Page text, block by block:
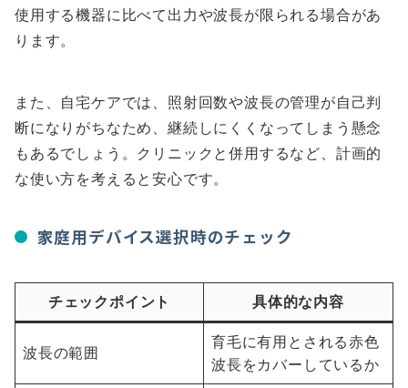
使用する機器に比べて出力や波長が限られる場合があ
ります。
また、自宅ケアでは、照射回数や波長の管理が自己判
断になりがちなため、継続しにくくなってしまう懸念
もあるでしょう。クリニックと併用するなど、計画的
な使い方を考えると安心です。
家庭用デバイス選択時のチェック
チェックポイント 具体的な内容
波長の範囲
育毛に有用とされる赤色
波長をカバーしているか